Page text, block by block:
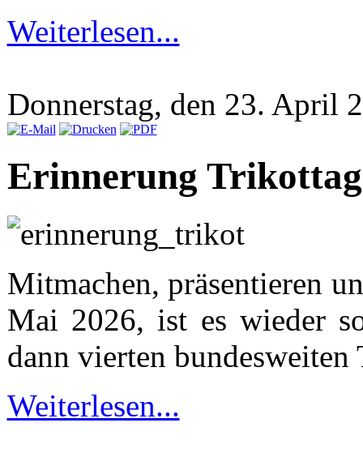
Weiterlesen...
Donnerstag, den 23. April
Erinnerung
Mitmachen, präsentieren
Mai 2026, ist es wieder
dann vierten
Weiterlesen...